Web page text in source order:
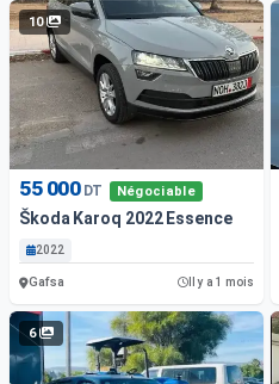
10
55 000 DT Négociable
Škoda Karoq 2022 Essence
2022
Gafsa Il y a 1 mois
6